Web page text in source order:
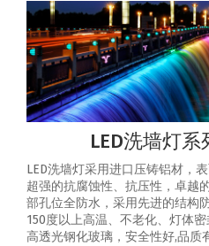
LED洗墙灯系
LED洗墙灯采用进口压铸铝材，
超强的抗腐蚀性、抗压性，卓越
部孔位全防水，采用先进的结构
150度以上高温、不老化、灯体
高透光钢化玻璃，安全性好,品质